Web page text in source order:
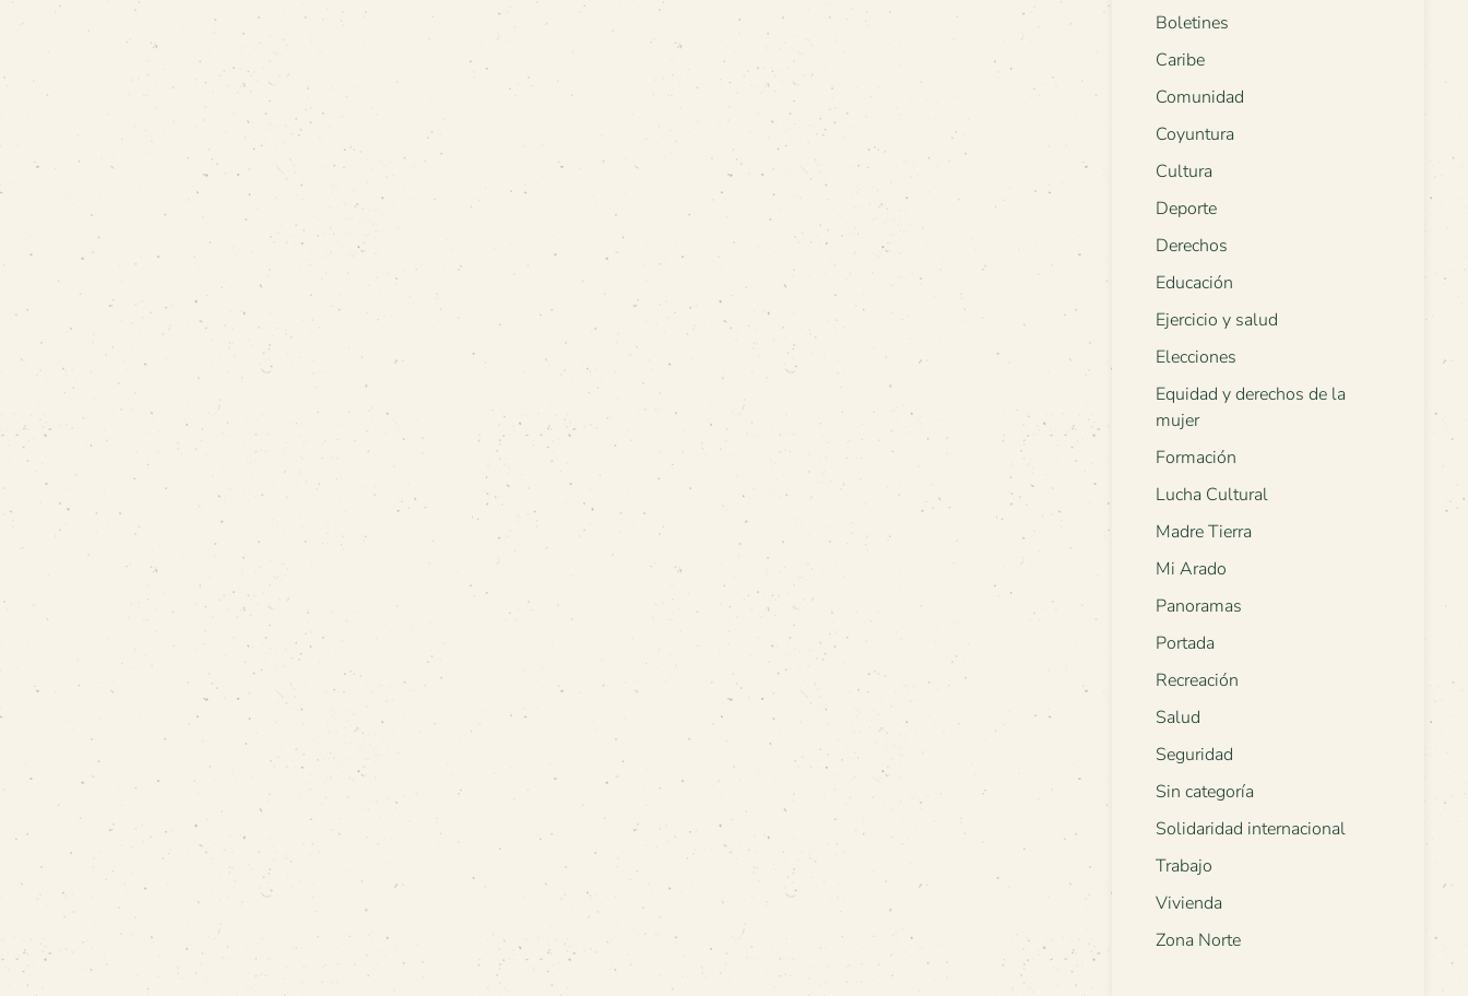
Boletines
Caribe
Comunidad
Coyuntura
Cultura
Deporte
Derechos
Educación
Ejercicio y salud
Elecciones
Equidad y derechos de la
mujer
Formación
Lucha Cultural
Madre Tierra
Mi Arado
Panoramas
Portada
Recreación
Salud
Seguridad
Sin categoría
Solidaridad internacional
Trabajo
Vivienda
Zona Norte